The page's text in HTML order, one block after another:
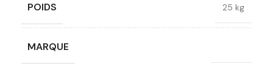
POIDS 25 kg
MARQUE